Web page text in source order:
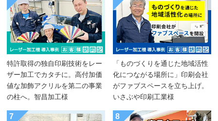
特許取得の独自印刷技術をレー
ザー加工でカタチに。高付加価
値な加飾アクリルを第二の事業
の柱へ。智昌加工様
「ものづくりを通じた地域活性
化につながる場所に」印刷会社
がファブスペースを立ち上げ。
いさぶや印刷工業様
7 8